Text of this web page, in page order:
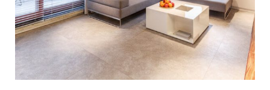
אחרי יום